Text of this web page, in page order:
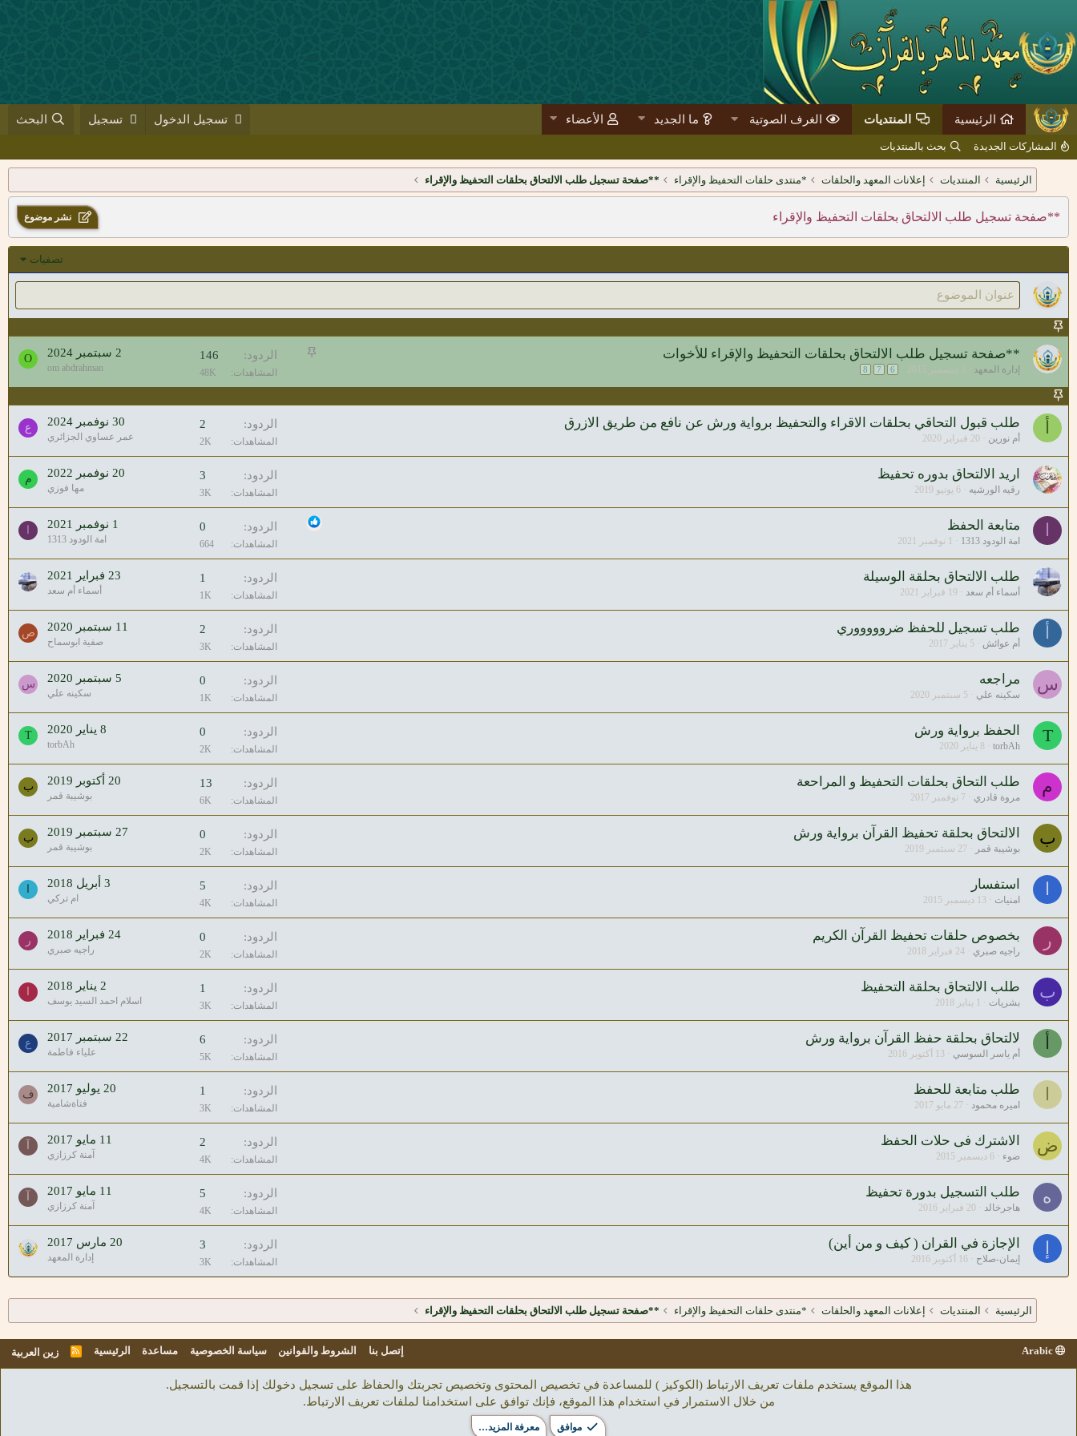
الرئيسية المنتديات الغرف الصوتية ما الجديد الأعضاء تسجيل الدخول تسجيل البحث
المشاركات الجديدة بحث بالمنتديات
الرئيسية المنتديات إعلانات المعهد والحلقات *منتدى حلقات التحفيظ والإقراء **صفحة تسجيل طلب الالتحاق بحلقات التحفيظ والإقراء
**صفحة تسجيل طلب الالتحاق بحلقات التحفيظ والإقراء نشر موضوع
تصفيات
م
ب
ت
**صفحة تسجيل طلب الالتحاق بحلقات التحفيظ والإقراء للأخوات
إدارة المعهد 6
7
8
الردود 146
المشاهدات 48K
2 سبتمبر 2024
om abdrahman
O
أ طلب قبول التحاقي بحلقات الاقراء والتحفيظ برواية ورش عن نافع من طريق الازرق
أم نورين 20 فبراير 2020
الردود 2
المشاهدات 2K
30 نوفمبر 2024
عمر عساوي الجزائري
ع
اريد الالتحاق بدوره تحفيظ
رقيه الورشيه 6 يونيو 2019
الردود 3
المشاهدات 3K
20 نوفمبر 2022
مها فوزي
م
ا متابعة الحفظ
امة الودود 1313 1 نوفمبر 2021
الردود 0
المشاهدات 664
1 نوفمبر 2021
امة الودود 1313
طلب الالتحاق بحلقة الوسيلة
أسماء أم سعد 19 فبراير 2021
الردود 1
المشاهدات 1K
23 فبراير 2021
أسماء أم سعد
أ طلب تسجيل للحفظ ضروووووري
أم عوائش 5 يناير 2017
الردود 2
المشاهدات 3K
11 سبتمبر 2020
صفية ابوسماح
ص
س مراجعه
سكينه علي 5 سبتمبر 2020
الردود 0
المشاهدات 1K
5 سبتمبر 2020
سكينه علي
س
T الحفظ برواية ورش
torbAh 8 يناير 2020
الردود 0
المشاهدات 2K
8 يناير 2020
torbAh
T
م طلب التحاق بحلقات التحفيظ و المراحعة
مروة قادري 7 نوفمبر 2017
الردود 13
المشاهدات 6K
20 أكتوبر 2019
بوشيبة قمر
ب
ب الالتحاق بحلقة تحفيظ القرآن برواية ورش
بوشيبة قمر 27 سبتمبر 2019
الردود 0
المشاهدات 2K
27 سبتمبر 2019
بوشيبة قمر
ب
ا استفسار
امنيات 13 ديسمبر 2015
الردود 5
المشاهدات 4K
3 أبريل 2018
ام تركي
ر بخصوص حلقات تحفيظ القرآن الكريم
راجيه صبري 24 فبراير 2018
الردود 0
المشاهدات 2K
24 فبراير 2018
راجيه صبري
ر
ب طلب الالتحاق بحلقة التحفيظ
بشريات 1 يناير 2018
الردود 1
المشاهدات 3K
2 يناير 2018
اسلام احمد السيد يوسف
أ لالتحاق بحلقة حفظ القرآن برواية ورش
أم ياسر السوسي 13 أكتوبر 2016
الردود 6
المشاهدات 5K
22 سبتمبر 2017
علياء فاطمة
ع
ا طلب متابعة للحفظ
اميره محمود 27 مايو 2017
الردود 1
المشاهدات 3K
20 يوليو 2017
فتاةشامية
ف
ض الاشترك فى حلات الحفظ
ضوء 6 ديسمبر 2015
الردود 2
المشاهدات 4K
11 مايو 2017
آمنة كرزازي
ه طلب التسجيل بدورة تحفيظ
هاجرخالد 20 فبراير 2016
الردود 5
المشاهدات 4K
11 مايو 2017
آمنة كرزازي
إ الإجازة في القران ( كيف و من أين)
إيمان-صلاح 16 أكتوبر 2016
الردود 3
المشاهدات 3K
20 مارس 2017
إدارة المعهد
الرئيسية المنتديات إعلانات المعهد والحلقات *منتدى حلقات التحفيظ والإقراء **صفحة تسجيل طلب الالتحاق بحلقات التحفيظ والإقراء
إتصل بنا الشروط والقوانين سياسة الخصوصية مساعدة الرئيسية
R
زين العربية
هذا الموقع يستخدم ملفات تعريف الارتباط (الكوكيز ) للمساعدة في تخصيص المحتوى وتخصيص تجربتك والحفاظ على تسجيل دخولك إذا قمت بالتسجيل.
من خلال الاستمرار في استخدام هذا الموقع، فإنك توافق على استخدامنا لملفات تعريف الارتباط.
موافق معرفة المزيد…